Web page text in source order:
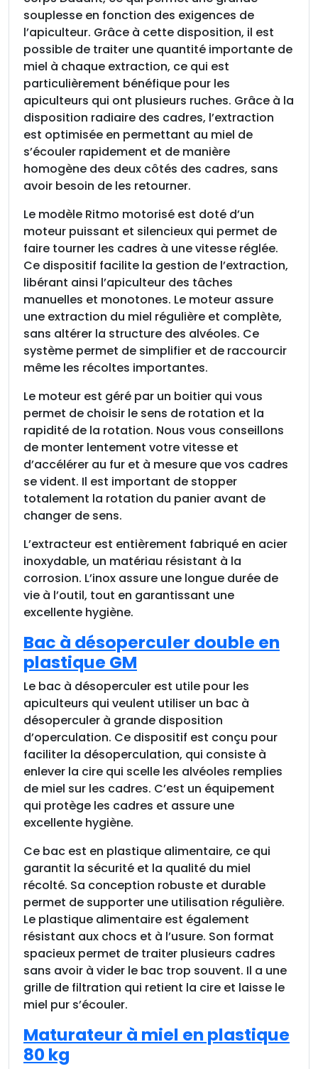
souplesse en fonction des exigences de
l’apiculteur. Grâce à cette disposition, il est
possible de traiter une quantité importante de
miel à chaque extraction, ce qui est
particulièrement bénéfique pour les
apiculteurs qui ont plusieurs ruches. Grâce à la
disposition radiaire des cadres, l’extraction
est optimisée en permettant au miel de
s’écouler rapidement et de manière
homogène des deux côtés des cadres, sans
avoir besoin de les retourner.
Le modèle Ritmo motorisé est doté d’un
moteur puissant et silencieux qui permet de
faire tourner les cadres à une vitesse réglée.
Ce dispositif facilite la gestion de l’extraction,
libérant ainsi l’apiculteur des tâches
manuelles et monotones. Le moteur assure
une extraction du miel régulière et complète,
sans altérer la structure des alvéoles. Ce
système permet de simplifier et de raccourcir
même les récoltes importantes.
Le moteur est géré par un boitier qui vous
permet de choisir le sens de rotation et la
rapidité de la rotation. Nous vous conseillons
de monter lentement votre vitesse et
d’accélérer au fur et à mesure que vos cadres
se vident. Il est important de stopper
totalement la rotation du panier avant de
changer de sens.
L’extracteur est entièrement fabriqué en acier
inoxydable, un matériau résistant à la
corrosion. L’inox assure une longue durée de
vie à l’outil, tout en garantissant une
excellente hygiène.
Bac à désoperculer double en
plastique GM
Le bac à désoperculer est utile pour les
apiculteurs qui veulent utiliser un bac à
désoperculer à grande disposition
d’operculation. Ce dispositif est conçu pour
faciliter la désoperculation, qui consiste à
enlever la cire qui scelle les alvéoles remplies
de miel sur les cadres. C’est un équipement
qui protège les cadres et assure une
excellente hygiène.
Ce bac est en plastique alimentaire, ce qui
garantit la sécurité et la qualité du miel
récolté. Sa conception robuste et durable
permet de supporter une utilisation régulière.
Le plastique alimentaire est également
résistant aux chocs et à l’usure. Son format
spacieux permet de traiter plusieurs cadres
sans avoir à vider le bac trop souvent. Il a une
grille de filtration qui retient la cire et laisse le
miel pur s’écouler.
Maturateur à miel en plastique
80 kg